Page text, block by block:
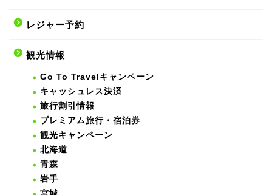
レジャー予約
観光情報
Go To Travelキャンペーン
キャッシュレス決済
旅行割引情報
プレミアム旅行・宿泊券
観光キャンペーン
北海道
青森
岩手